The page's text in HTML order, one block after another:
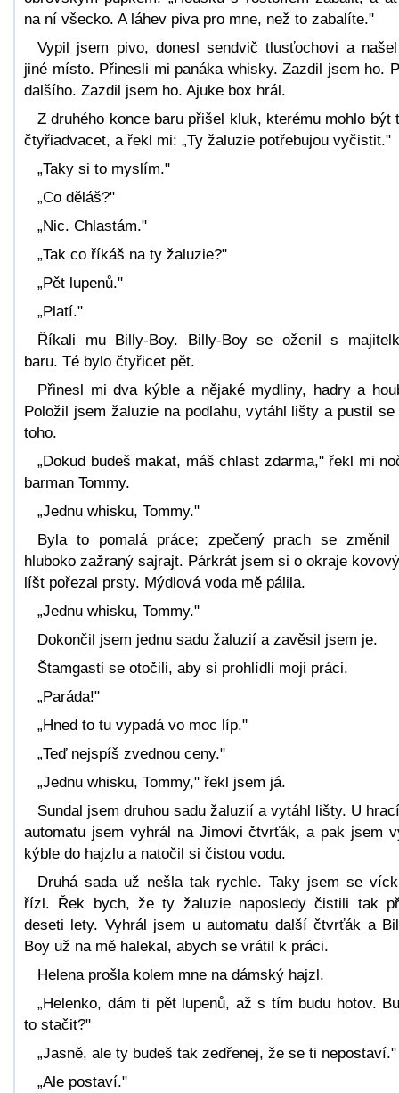
na ní všecko. A láhev piva pro mne, než to zabalíte."
Vypil jsem pivo, donesl sendvič tlusťochovi a
jiné místo. Přinesli mi panáka whisky. Zazdil jsem ho.
dalšího. Zazdil jsem ho. Ajuke box hrál.
Z druhého konce baru přišel kluk, kterému mohlo být
čtyřiadvacet, a řekl mi: „Ty žaluzie potřebujou vyčistit."
„Taky si to myslím."
„Co děláš?"
„Nic. Chlastám."
„Tak co říkáš na ty žaluzie?"
„Pět lupenů."
„Platí."
Říkali mu Billy-Boy. Billy-Boy se oženil s
baru. Té bylo čtyřicet pět.
Přinesl mi dva kýble a nějaké mydliny, hadry a
Položil jsem žaluzie na podlahu, vytáhl lišty a pustil se
toho.
„Dokud budeš makat, máš chlast zdarma," řekl mi
barman Tommy.
„Jednu whisku, Tommy."
Byla to pomalá práce; zpečený prach se změnil
hluboko zažraný sajrajt. Párkrát jsem si o okraje
líšt pořezal prsty. Mýdlová voda mě pálila.
„Jednu whisku, Tommy."
Dokončil jsem jednu sadu žaluzií a zavěsil jsem je.
Štamgasti se otočili, aby si prohlídli moji práci.
„Paráda!"
„Hned to tu vypadá vo moc líp."
„Teď nejspíš zvednou ceny."
„Jednu whisku, Tommy," řekl jsem já.
Sundal jsem druhou sadu žaluzií a vytáhl lišty. U
automatu jsem vyhrál na Jimovi čtvrťák, a pak jsem
kýble do hajzlu a natočil si čistou vodu.
Druhá sada už nešla tak rychle. Taky jsem se
řízl. Řek bych, že ty žaluzie naposledy čistili tak
deseti lety. Vyhrál jsem u automatu další čtvrťák a
Boy už na mě halekal, abych se vrátil k práci.
Helena prošla kolem mne na dámský hajzl.
„Helenko, dám ti pět lupenů, až s tím budu hotov.
to stačit?"
„Jasně, ale ty budeš tak zedřenej, že se ti nepostaví."
„Ale postaví."